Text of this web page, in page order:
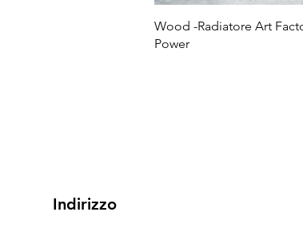
Wood -Radiatore Art
Power
Indirizzo